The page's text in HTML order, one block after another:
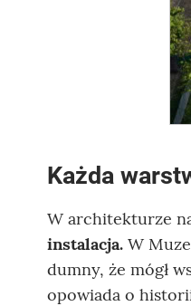
Każda
W architekturze
instalacja. W
dumny, że mógł
opowiada o